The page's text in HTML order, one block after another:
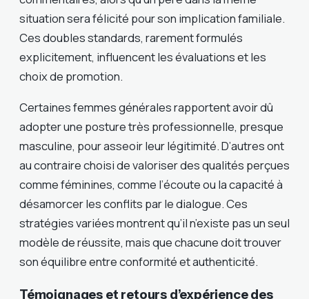
situation sera félicité pour son implication familiale.
Ces doubles standards, rarement formulés
explicitement, influencent les évaluations et les
choix de promotion.
Certaines femmes générales rapportent avoir dû
adopter une posture très professionnelle, presque
masculine, pour asseoir leur légitimité. D’autres ont
au contraire choisi de valoriser des qualités perçues
comme féminines, comme l’écoute ou la capacité à
désamorcer les conflits par le dialogue. Ces
stratégies variées montrent qu’il n’existe pas un seul
modèle de réussite, mais que chacune doit trouver
son équilibre entre conformité et authenticité.
Témoignages et retours d’expérience des